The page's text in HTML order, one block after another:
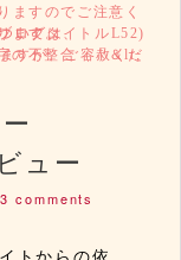
いた過去ログになります。
ー
ュー
3 comments